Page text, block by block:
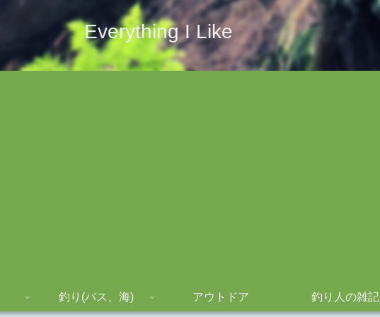
Everything I Like
釣り(バス、海) アウトドア 釣り人の雑記